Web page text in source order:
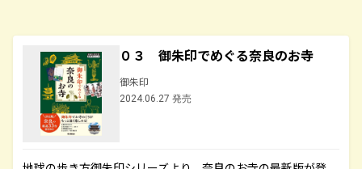
０３ 御朱印でめぐる奈良のお寺
御朱印
2024.06.27 発売